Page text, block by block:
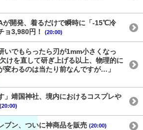
が開発、着るだけで瞬時に「-15℃冷
ョ3,980円！
(20:00)
いでもらったら刃が1mm小さくなっ
けを直して研ぎ上げる以上、物理的に
変わるのは当たり前なんですが…」
」靖国神社、境内におけるコスプレや
(20:00)
ブン、ついに神商品を販売 (20:00)